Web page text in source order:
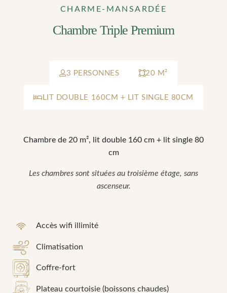
Chambre Triple Premium
CHARME-MANSARDÉE
3 PERSONNES 20 M²
LIT DOUBLE 160CM + LIT SINGLE 80CM
Chambre de 20 m², lit double 160 cm + lit single 80
cm
Les chambres sont situées au troisième étage, sans
ascenseur.
Accès wifi illimité
Climatisation
Coffre-fort
Plateau courtoisie (boissons chaudes)